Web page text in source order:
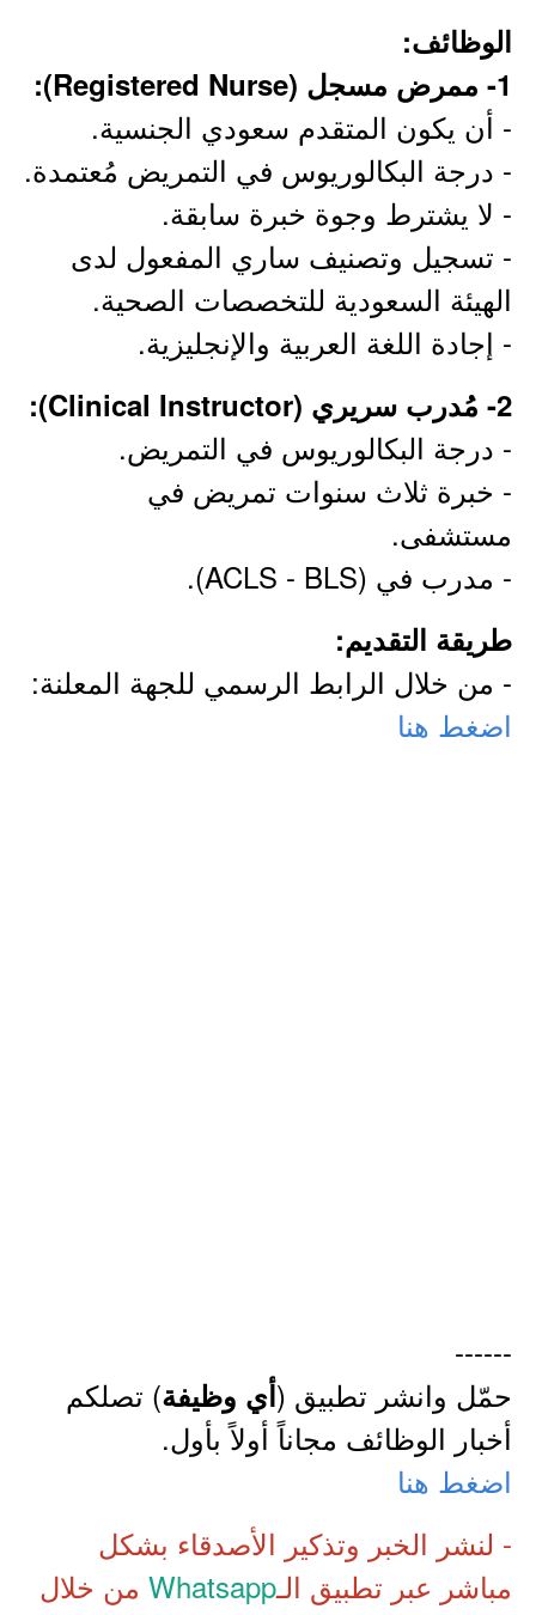
الوظائف:
1- ممرض مسجل (Registered Nurse):
- أن يكون المتقدم سعودي الجنسية.
- درجة البكالوريوس في التمريض مُعتمدة.
- لا يشترط وجوة خبرة سابقة.
- تسجيل وتصنيف ساري المفعول لدى
الهيئة السعودية للتخصصات الصحية.
- إجادة اللغة العربية والإنجليزية.
2- مُدرب سريري (Clinical Instructor):
- درجة البكالوريوس في التمريض.
- خبرة ثلاث سنوات تمريض في
مستشفى.
- مدرب في (ACLS - BLS).
طريقة التقديم:
- من خلال الرابط الرسمي للجهة المعلنة:
اضغط هنا
------
حمّل وانشر تطبيق (أي وظيفة) تصلكم
أخبار الوظائف مجاناً أولاً بأول.
اضغط هنا
- لنشر الخبر وتذكير الأصدقاء بشكل
مباشر عبر تطبيق الـWhatsapp من خلال